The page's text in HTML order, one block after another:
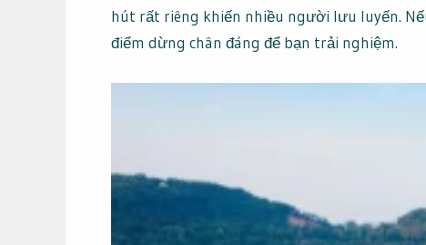
hút rất riêng khiến nhiều người lưu luyến.
điểm dừng chân đáng để bạn trải nghiệm.